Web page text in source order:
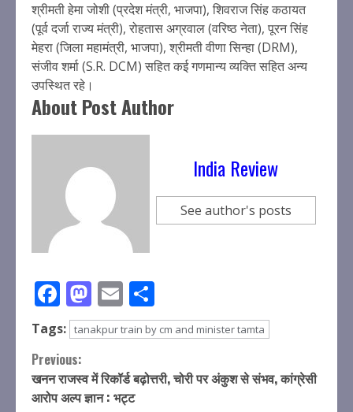
श्रीमती हेमा जोशी (प्रदेश मंत्री, भाजपा), शिवराज सिंह कठायत
(पूर्व दर्जा राज्य मंत्री), रोहतास अग्रवाल (वरिष्ठ नेता), पूरन सिंह
मेहरा (जिला महामंत्री, भाजपा), श्रीमती वीणा सिन्हा (DRM),
संजीव शर्मा (S.R. DCM) सहित कई गणमान्य व्यक्ति सहित अन्य
उपस्थित रहे।
About Post Author
India Review
See author's posts
Facebook
Mastodon
Email
Tags: tanakpur train by cm and minister tamta
Continue
Reading
Previous:
खनन राजस्व में रिकॉर्ड बढ़ोत्तरी, चोरी पर अंकुश से संभव, कांग्रेसी
आरोप अल्प ज्ञान : भट्ट